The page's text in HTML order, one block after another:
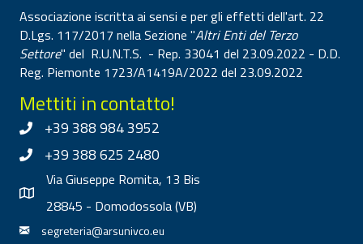
Associazione iscritta ai sensi e per gli effetti dell'art. 22
D.Lgs. 117/2017 nella Sezione "Altri Enti del Terzo
Settore" del R.U.N.T.S. - Rep. 33041 del 23.09.2022 - D.D.
Reg. Piemonte 1723/A1419A/2022 del 23.09.2022
Mettiti in contatto!
+39 388 984 3952
+39 388 625 2480
Via Giuseppe Romita, 13 Bis
28845 - Domodossola (VB)
segreteria@arsunivco.eu